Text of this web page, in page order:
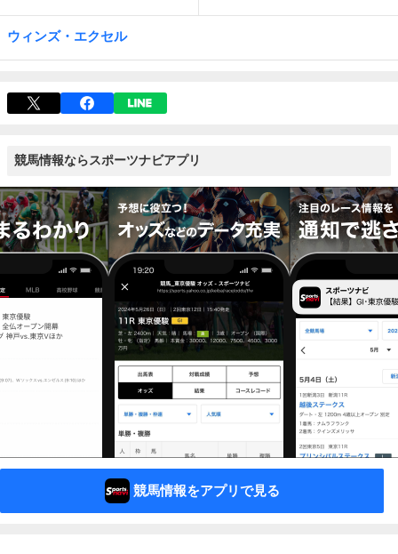
ウィンズ・エクセル
競馬情報ならスポーツナビアプリ
競馬情報をアプリで見る